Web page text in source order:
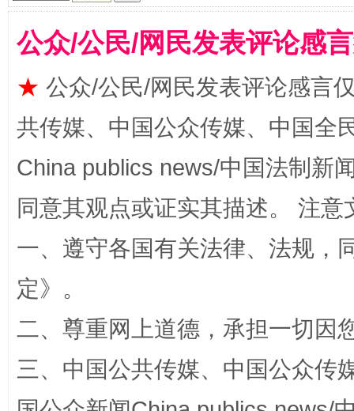
阿坝州三大球赛在茂县开幕 规模
国家大学科技园优化重塑工作
公众/公民/网民发表评论感
★ 公众/公民/网民发表评论感言
共传媒、中国公众传媒、中国全
China publics news/中国法制新
同意其观点或证实其描述。 注
一、遵守各国有关法律、法规，
定》。
二、尊重网上道德，承担一切因
三、中国公共传媒、中国公众传